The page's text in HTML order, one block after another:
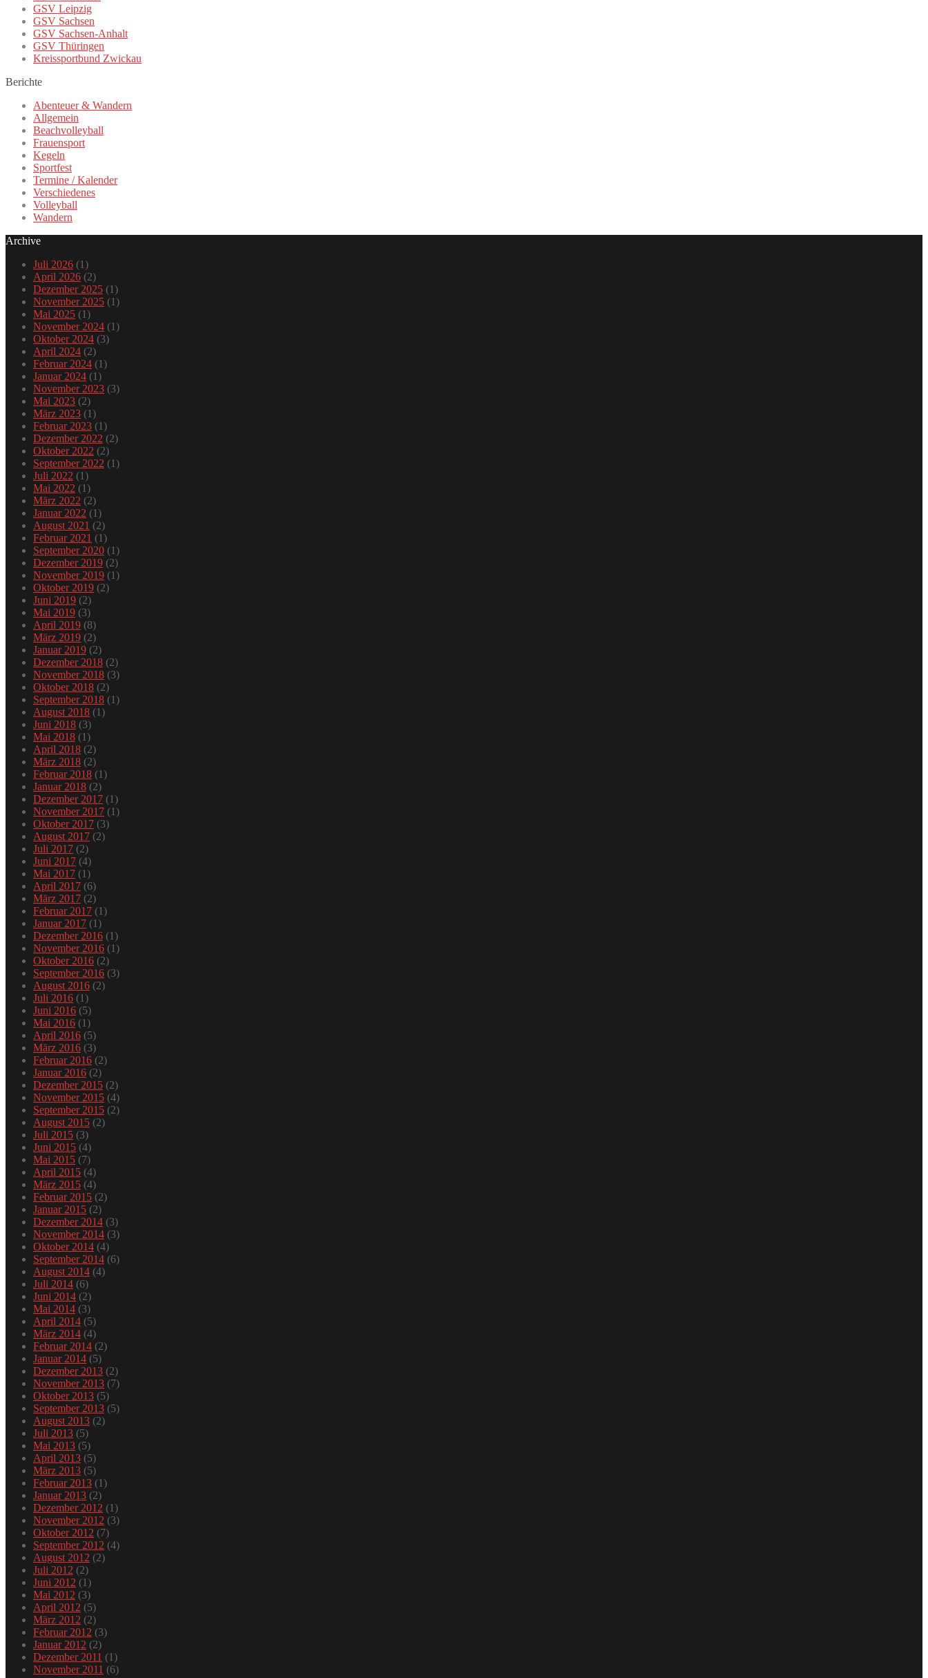
GSV Leipzig
GSV Sachsen
GSV Sachsen-Anhalt
GSV Thüringen
Kreissportbund Zwickau
Berichte
Abenteuer & Wandern
Allgemein
Beachvolleyball
Frauensport
Kegeln
Sportfest
Termine / Kalender
Verschiedenes
Volleyball
Wandern
Archive
Juli 2026 (1)
April 2026 (2)
Dezember 2025 (1)
November 2025 (1)
Mai 2025 (1)
November 2024 (1)
Oktober 2024 (3)
April 2024 (2)
Februar 2024 (1)
Januar 2024 (1)
November 2023 (3)
Mai 2023 (2)
März 2023 (1)
Februar 2023 (1)
Dezember 2022 (2)
Oktober 2022 (2)
September 2022 (1)
Juli 2022 (1)
Mai 2022 (1)
März 2022 (2)
Januar 2022 (1)
August 2021 (2)
Februar 2021 (1)
September 2020 (1)
Dezember 2019 (2)
November 2019 (1)
Oktober 2019 (2)
Juni 2019 (2)
Mai 2019 (3)
April 2019 (8)
März 2019 (2)
Januar 2019 (2)
Dezember 2018 (2)
November 2018 (3)
Oktober 2018 (2)
September 2018 (1)
August 2018 (1)
Juni 2018 (3)
Mai 2018 (1)
April 2018 (2)
März 2018 (2)
Februar 2018 (1)
Januar 2018 (2)
Dezember 2017 (1)
November 2017 (1)
Oktober 2017 (3)
August 2017 (2)
Juli 2017 (2)
Juni 2017 (4)
Mai 2017 (1)
April 2017 (6)
März 2017 (2)
Februar 2017 (1)
Januar 2017 (1)
Dezember 2016 (1)
November 2016 (1)
Oktober 2016 (2)
September 2016 (3)
August 2016 (2)
Juli 2016 (1)
Juni 2016 (5)
Mai 2016 (1)
April 2016 (5)
März 2016 (3)
Februar 2016 (2)
Januar 2016 (2)
Dezember 2015 (2)
November 2015 (4)
September 2015 (2)
August 2015 (2)
Juli 2015 (3)
Juni 2015 (4)
Mai 2015 (7)
April 2015 (4)
März 2015 (4)
Februar 2015 (2)
Januar 2015 (2)
Dezember 2014 (3)
November 2014 (3)
Oktober 2014 (4)
September 2014 (6)
August 2014 (4)
Juli 2014 (6)
Juni 2014 (2)
Mai 2014 (3)
April 2014 (5)
März 2014 (4)
Februar 2014 (2)
Januar 2014 (5)
Dezember 2013 (2)
November 2013 (7)
Oktober 2013 (5)
September 2013 (5)
August 2013 (2)
Juli 2013 (5)
Mai 2013 (5)
April 2013 (5)
März 2013 (5)
Februar 2013 (1)
Januar 2013 (2)
Dezember 2012 (1)
November 2012 (3)
Oktober 2012 (7)
September 2012 (4)
August 2012 (2)
Juli 2012 (2)
Juni 2012 (1)
Mai 2012 (3)
April 2012 (5)
März 2012 (2)
Februar 2012 (3)
Januar 2012 (2)
Dezember 2011 (1)
November 2011 (6)